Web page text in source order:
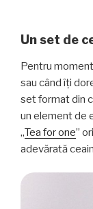
Un set de
Pentru
sau când îţi
set format din
un element de
„Tea for one”
adevărată